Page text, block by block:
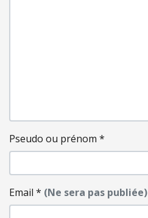
Pseudo ou prénom *
Email * (Ne sera pas publiée)